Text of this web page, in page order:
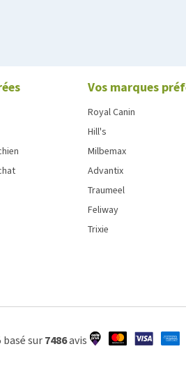
Vos marques
Royal Canin
Hill's
Milbemax
Advantix
Traumeel
Feliway
Trixie
basé sur7486avis